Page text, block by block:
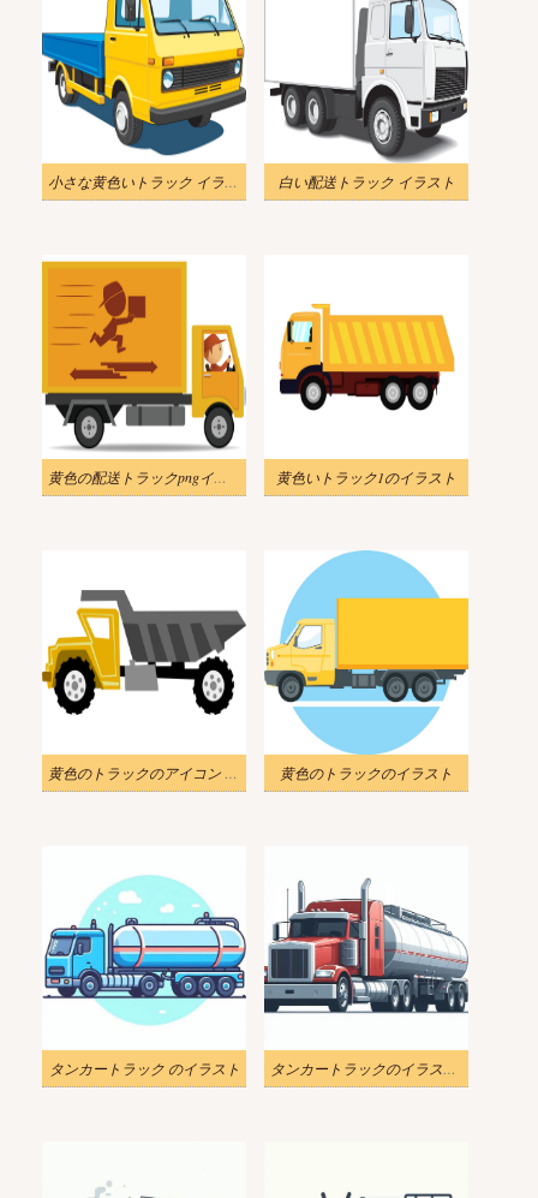
小さな黄色いトラック イラスト 白い配送トラック イラスト
黄色の配送トラックpngイラスト 黄色いトラック1のイラスト
黄色のトラックのアイコン PNG イラスト 黄色のトラックのイラスト
タンカートラック のイラスト タンカートラックのイラストのダウンロード